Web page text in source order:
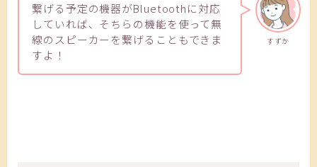
すずか
繋げる予定の機器がBluetoothに対応
していれば、そちらの機能を使って無
線のスピーカーを繋げることもできま
すよ！